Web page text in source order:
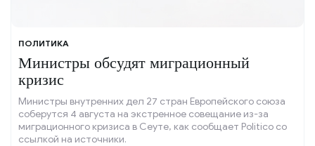
ПОЛИТИКА
Министры обсудят миграционный
кризис
Министры внутренних дел 27 стран Европейского союза
соберутся 4 августа на экстренное совещание из-за
миграционного кризиса в Сеуте, как сообщает Politico со
ссылкой на источники.